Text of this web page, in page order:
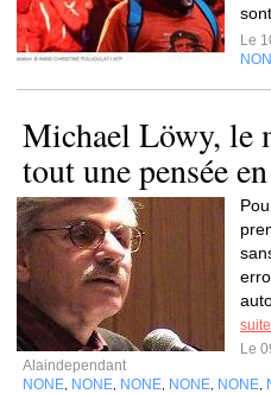
Le
Michael Löwy, le
tout une pensée
suite
Le
Alaindependant
NONE NONE NONE NONE NONE